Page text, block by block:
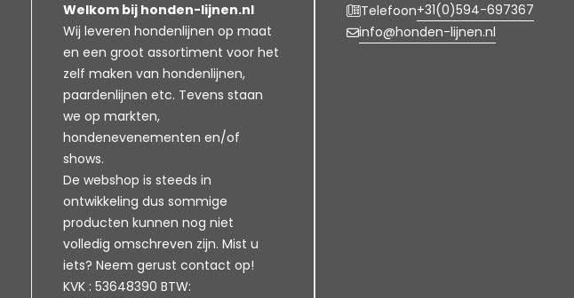
Welkom bij honden-lijnen.nl
Wij leveren hondenlijnen op maat
en een groot assortiment voor het
zelf maken van hondenlijnen,
paardenlijnen etc. Tevens staan
we op markten,
hondenevenementen en/of
shows.
De webshop is steeds in
ontwikkeling dus sommige
producten kunnen nog niet
volledig omschreven zijn. Mist u
iets? Neem gerust contact op!
KVK : 53648390 BTW:
Telefoon+31(0)594-697367
info@honden-lijnen.nl